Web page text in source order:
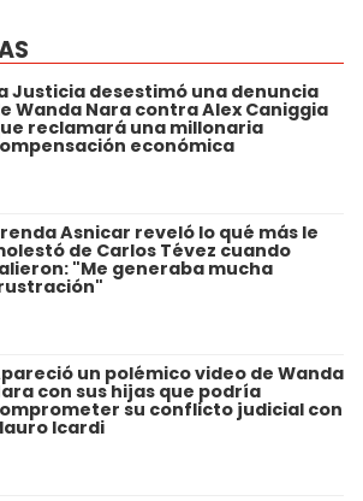
Justicia desestimó una denuncia
Wanda Nara contra Alex Caniggia
reclamará una millonaria
económica
Asnicar reveló lo qué más le
de Carlos Tévez cuando
"Me generaba mucha
un polémico video de Wanda
con sus hijas que podría
su conflicto judicial con
Icardi